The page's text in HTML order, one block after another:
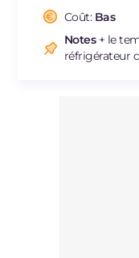
Fibre
Cholestérol
Coût: Bas
Notes+ le
réfrigérateur